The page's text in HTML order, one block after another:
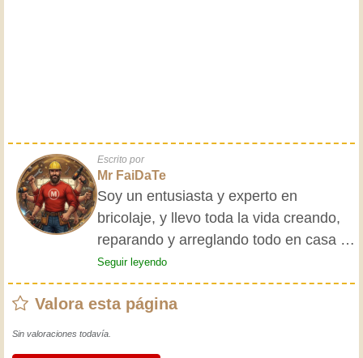
Escrito por
Mr FaiDaTe
Soy un entusiasta y experto en
bricolaje, y llevo toda la vida creando,
reparando y arreglando todo en casa y
para mis amigos. Mis abuelos me
enseñaron lo básico desde pequeño, y
desde entonces he adquirido una vasta
experiencia. ¡La experiencia enseña! Te
Seguir leyendo
Valora esta página
Sin valoraciones todavía.